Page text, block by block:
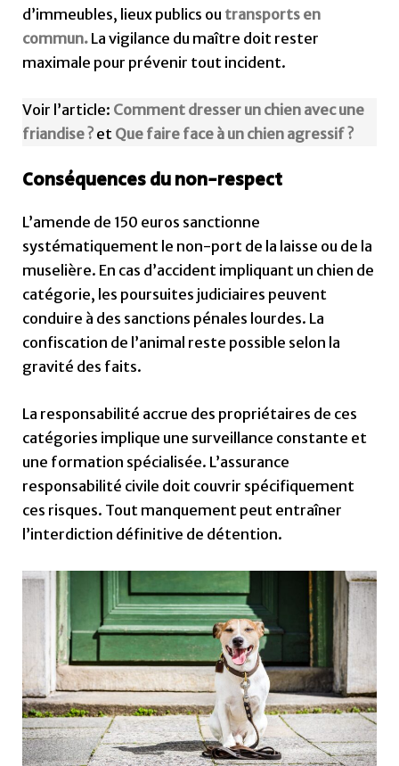
d’immeubles, lieux publics ou transports en
commun. La vigilance du maître doit rester
maximale pour prévenir tout incident.
Voir l’article: Comment dresser un chien avec une
friandise ? et Que faire face à un chien agressif ?
Conséquences du non-respect
L’amende de 150 euros sanctionne
systématiquement le non-port de la laisse ou de la
muselière. En cas d’accident impliquant un chien de
catégorie, les poursuites judiciaires peuvent
conduire à des sanctions pénales lourdes. La
confiscation de l’animal reste possible selon la
gravité des faits.
La responsabilité accrue des propriétaires de ces
catégories implique une surveillance constante et
une formation spécialisée. L’assurance
responsabilité civile doit couvrir spécifiquement
ces risques. Tout manquement peut entraîner
l’interdiction définitive de détention.